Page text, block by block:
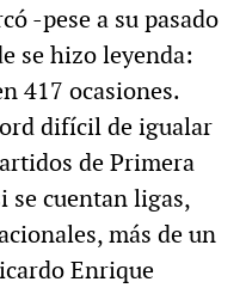
-pese a su pasado
se hizo leyenda:
417 ocasiones.
difícil de igualar
de Primera
se cuentan ligas,
más de un
Enrique